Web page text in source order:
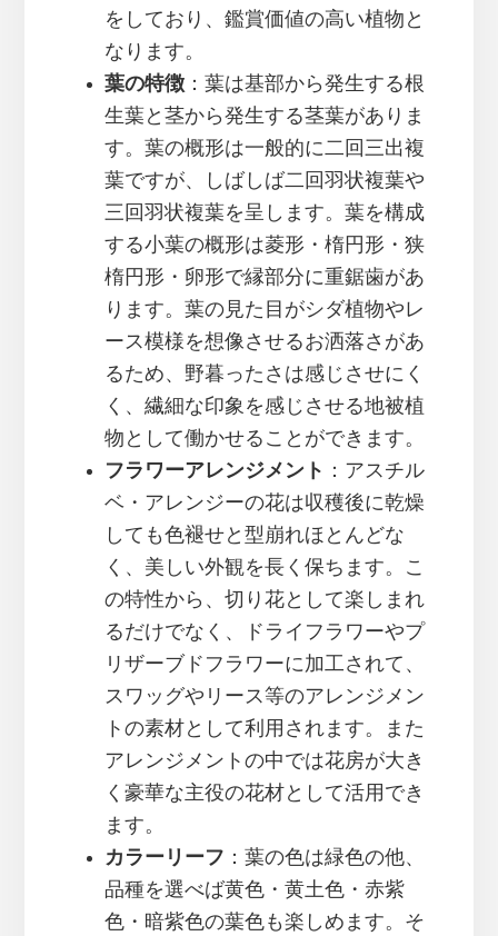
をしており、鑑賞価値の高い植物と
なります。
葉の特徴：葉は基部から発生する根
生葉と茎から発生する茎葉がありま
す。葉の概形は一般的に二回三出複
葉ですが、しばしば二回羽状複葉や
三回羽状複葉を呈します。葉を構成
する小葉の概形は菱形・楕円形・狭
楕円形・卵形で縁部分に重鋸歯があ
ります。葉の見た目がシダ植物やレ
ース模様を想像させるお洒落さがあ
るため、野暮ったさは感じさせにく
く、繊細な印象を感じさせる地被植
物として働かせることができます。
フラワーアレンジメント
：アスチル
ベ・アレンジーの花は収穫後に乾燥
しても色褪せと型崩れほとんどな
く、美しい外観を長く保ちます。こ
の特性から、切り花として楽しまれ
るだけでなく、ドライフラワーやプ
リザーブドフラワーに加工されて、
スワッグやリース等のアレンジメン
トの素材として利用されます。また
アレンジメントの中では花房が大き
く豪華な主役の花材として活用でき
ます。
カラーリーフ ：葉の色は緑色の他、
品種を選べば黄色・黄土色・赤紫
色・暗紫色の葉色も楽しめます。そ